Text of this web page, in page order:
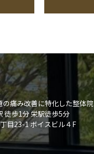
の痛み改善に特化した整体院
徒歩1分 栄駅徒歩5分
目23-1 ボイスビル４F